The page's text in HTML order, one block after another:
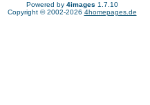
Powered by 4images 1.7.10
Copyright © 2002-2026 4homepages.de